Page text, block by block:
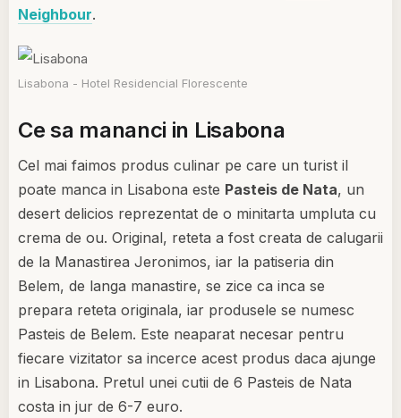
Neighbour.
Lisabona - Hotel Residencial Florescente
Ce sa mananci in Lisabona
Cel mai faimos produs culinar pe care un turist il
poate manca in Lisabona este Pasteis de Nata, un
desert delicios reprezentat de o minitarta umpluta cu
crema de ou. Original, reteta a fost creata de calugarii
de la Manastirea Jeronimos, iar la patiseria din
Belem, de langa manastire, se zice ca inca se
prepara reteta originala, iar produsele se numesc
Pasteis de Belem. Este neaparat necesar pentru
fiecare vizitator sa incerce acest produs daca ajunge
in Lisabona. Pretul unei cutii de 6 Pasteis de Nata
costa in jur de 6-7 euro.